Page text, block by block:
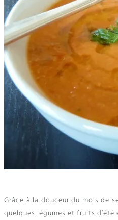
Grâce à la douceur du mois de
quelques légumes et fruits